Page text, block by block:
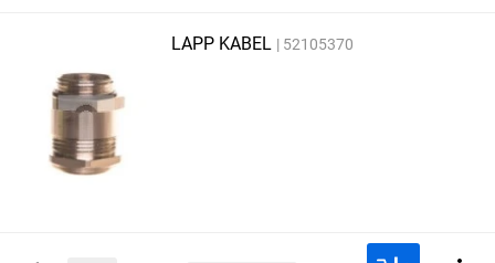
LAPP KABEL 52105370